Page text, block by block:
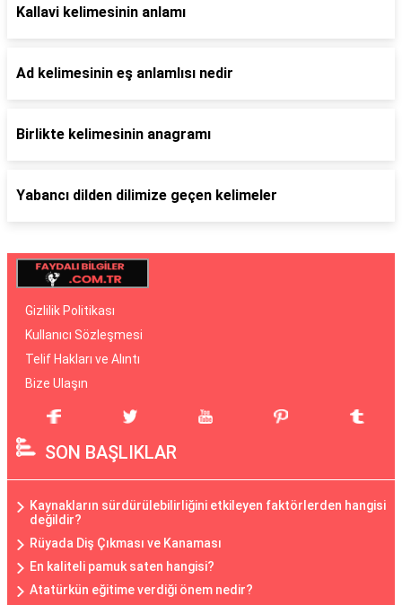
Kallavi kelimesinin anlamı
Ad kelimesinin eş anlamlısı nedir
Birlikte kelimesinin anagramı
Yabancı dilden dilimize geçen kelimeler
Gizlilik Politikası
Kullanıcı Sözleşmesi
Telif Hakları ve Alıntı
Bize Ulaşın
SON BAŞLIKLAR
Kaynakların sürdürülebilirliğini etkileyen faktörlerden hangisi
değildir?
Rüyada Diş Çıkması ve Kanaması
En kaliteli pamuk saten hangisi?
Atatürkün eğitime verdiği önem nedir?